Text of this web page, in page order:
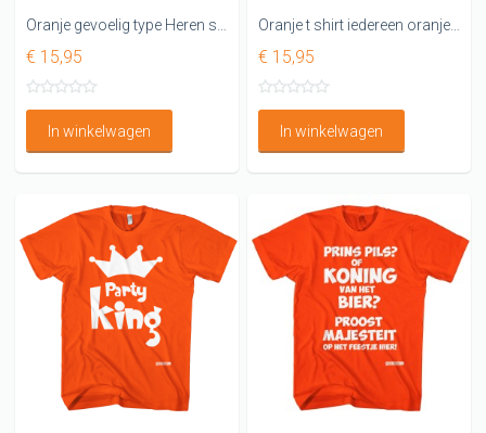
€ 15,95
In winkelwagen
€ 15,95
In winkelwagen